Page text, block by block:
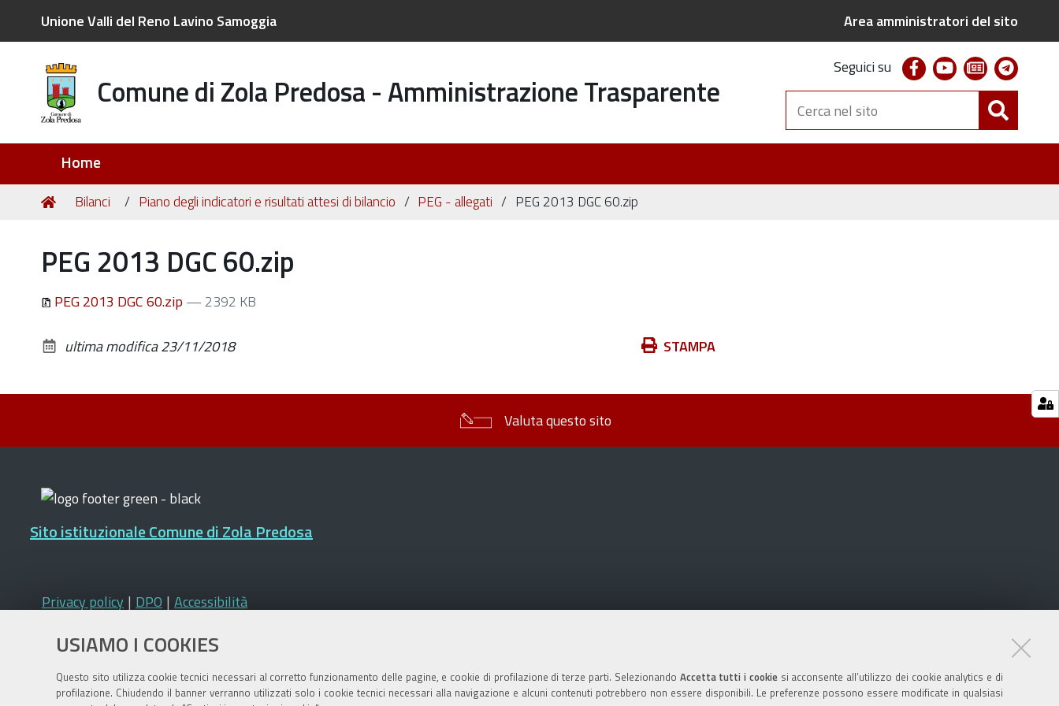
USIAMO I COOKIES
Questo sito utilizza cookie tecnici necessari al corretto funzionamento delle pagine, e cookie di profilazione di terze parti. Selezionando Accetta tutti i cookiesi acconsente all’utilizzo dei cookie analytics e di
profilazione. Chiudendo il banner verranno utilizzati solo i cookie tecnici necessari alla navigazione e alcuni contenuti potrebbero non essere disponibili. Le preferenze possono essere modificate in qualsiasi
Unione Valli del Reno Lavino Samoggia Area amministratori del sito
Comune di Zola Predosa - Amministrazione Trasparente
Seguici su facebookyoutubenewsletter
Cerca
nel
sito
Home
Tu
Home
Bilanci Piano degli indicatori e risultati attesi di bilancio PEG - allegati PEG 2013 DGC 60.zip
PEG 2013 DGC 60.zip
PEG 2013 DGC 60.zip — 2392 KB
Azioni STAMPA
ultima modifica23/11/2018
Valuta questo sito
Sito istituzionale Comune di Zola Predosa
Privacy policy | DPO | Accessibilità